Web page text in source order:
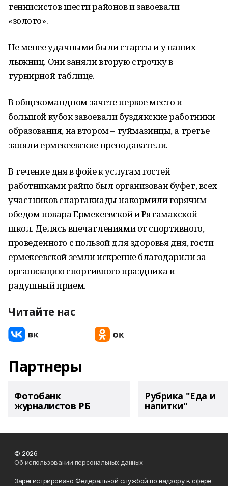
теннисистов шести районов и завоевали
«золото».
Не менее удачными были старты и у наших
лыжниц. Они заняли вторую строчку в
турнирной таблице.
В общекомандном зачете первое место и
большой кубок завоевали буздякские работники
образования, на втором – туймазинцы, а третье
заняли ермекеевские преподаватели.
В течение дня в фойе к услугам гостей
работниками райпо был организован буфет, всех
участников спартакиады накормили горячим
обедом повара Ермекеевской и Рятамакской
школ. Делясь впечатлениями от спортивного,
проведенного с пользой для здоровья дня, гости
ермекеевской земли искренне благодарили за
организацию спортивного праздника и
радушный прием.
Читайте нас
Партнеры
Фотобанк
журналистов РБ
Рубрика "Еда и
напитки"
© 2026
Об использовании персональных данных
Зарегистрировано Федеральной службой по надзору в сфере